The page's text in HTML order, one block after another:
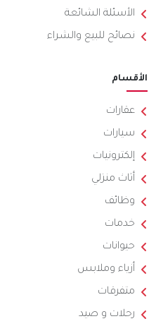
الأسئلة الشائعة
نصائح للبيع والشراء
الأقسام
عقارات
سيارات
إلكترونيات
أثاث منزلي
وظائف
خدمات
حيوانات
أزياء وملابس
متفرقات
رحلات و صيد